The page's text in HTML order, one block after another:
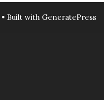
• Built with GeneratePress